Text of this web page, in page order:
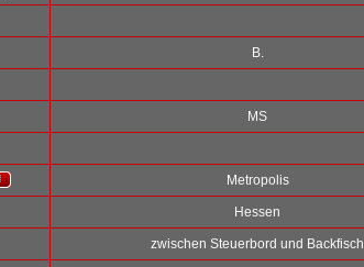
B.
MS
Metropolis
Hessen
zwischen Steuerbord und Backfisch